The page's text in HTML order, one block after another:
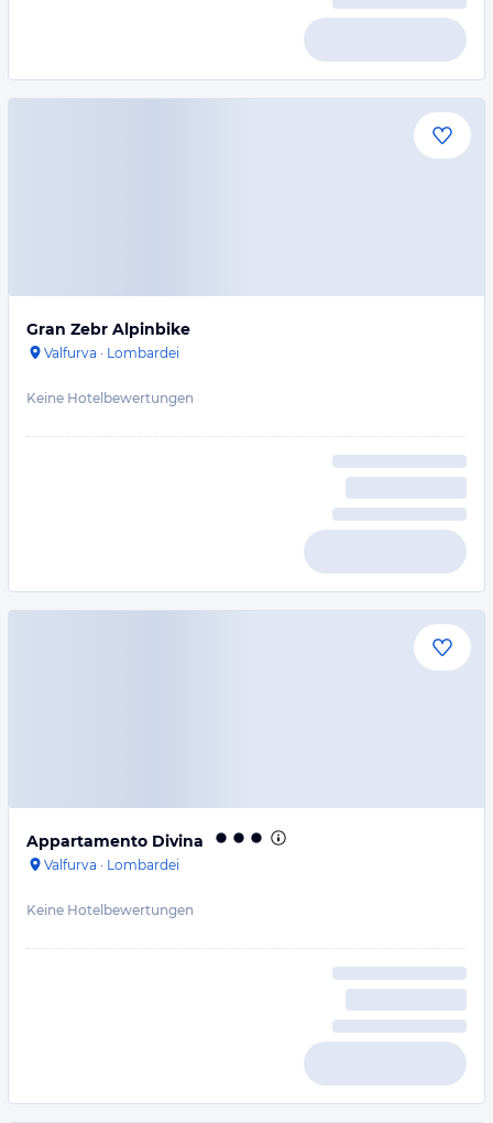
Gran Zebr Alpinbike
Valfurva · Lombardei
Keine Hotelbewertungen
Appartamento Divina
Valfurva · Lombardei
Keine Hotelbewertungen